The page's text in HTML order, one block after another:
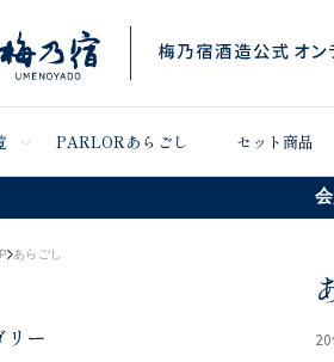
PARLORあらごし セット商品
あらごし
ー 20